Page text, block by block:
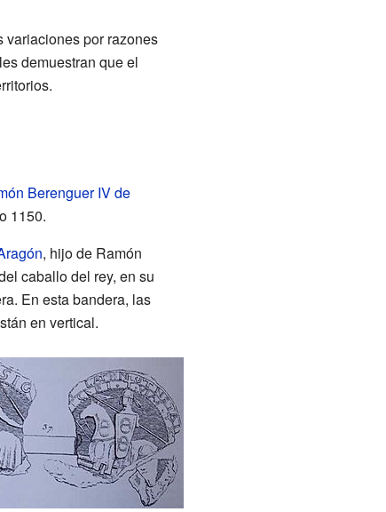
variaciones por razones
demuestran que el
Berenguer IV de
1150.
, hijo de Ramón
caballo del rey, en su
En esta bandera, las
en vertical.